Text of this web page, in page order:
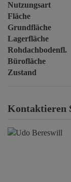
Nutzungsart
Fläche
Grundfläche
Lagerfläche
Rohdachbodenfl.
Bürofläche
Zustand
Kontaktieren